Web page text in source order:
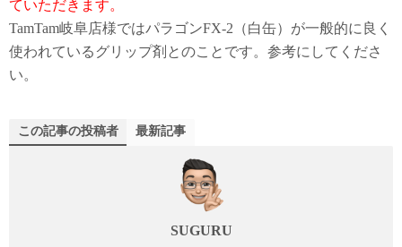
ていただきます。
TamTam岐阜店様ではパラゴンFX-2（白缶）が一般的に良く
使われているグリップ剤とのことです。参考にしてくださ
い。
この記事の投稿者 最新記事
SUGURU